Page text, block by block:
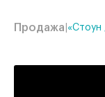
Продажа «Стоун